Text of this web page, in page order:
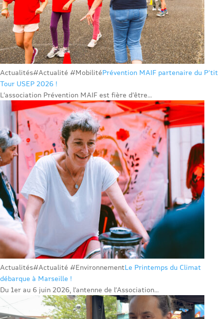
Actualités#Actualité #MobilitéPrévention MAIF partenaire du P’tit
Tour USEP 2026 !
L’association Prévention MAIF est fière d’être...
Actualités#Actualité #EnvironnementLe Printemps du Climat
débarque à Marseille !
Du 1er au 6 juin 2026, l’antenne de l’Association...